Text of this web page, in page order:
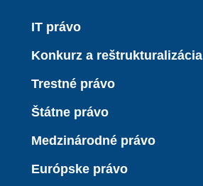
IT právo
Konkurz a reštrukturalizácia
Trestné právo
Štátne právo
Medzinárodné právo
Európske právo